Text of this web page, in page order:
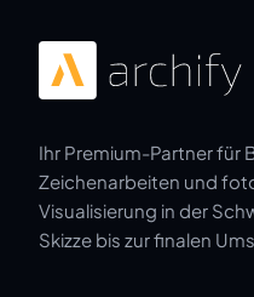
Ihr Premium-Partner für
Zeichenarbeiten und
Visualisierung in der
Skizze bis zur finalen